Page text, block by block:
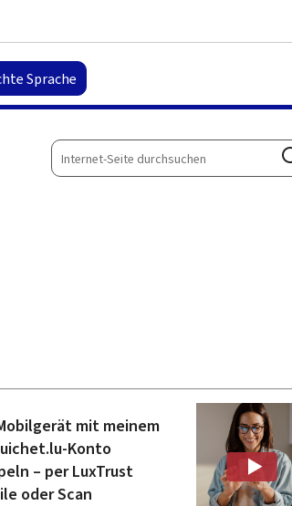
Sprache
Internet-
Seite
mit meinem
Konto
– per LuxTrust
oder Scan